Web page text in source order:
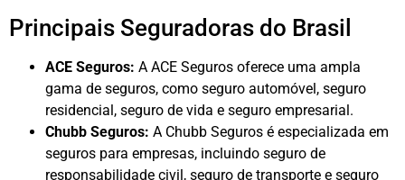
Principais Seguradoras do Brasil
ACE Seguros: A ACE Seguros oferece uma ampla
gama de seguros, como seguro automóvel, seguro
residencial, seguro de vida e seguro empresarial.
Chubb Seguros: A Chubb Seguros é especializada em
seguros para empresas, incluindo seguro de
responsabilidade civil, seguro de transporte e seguro